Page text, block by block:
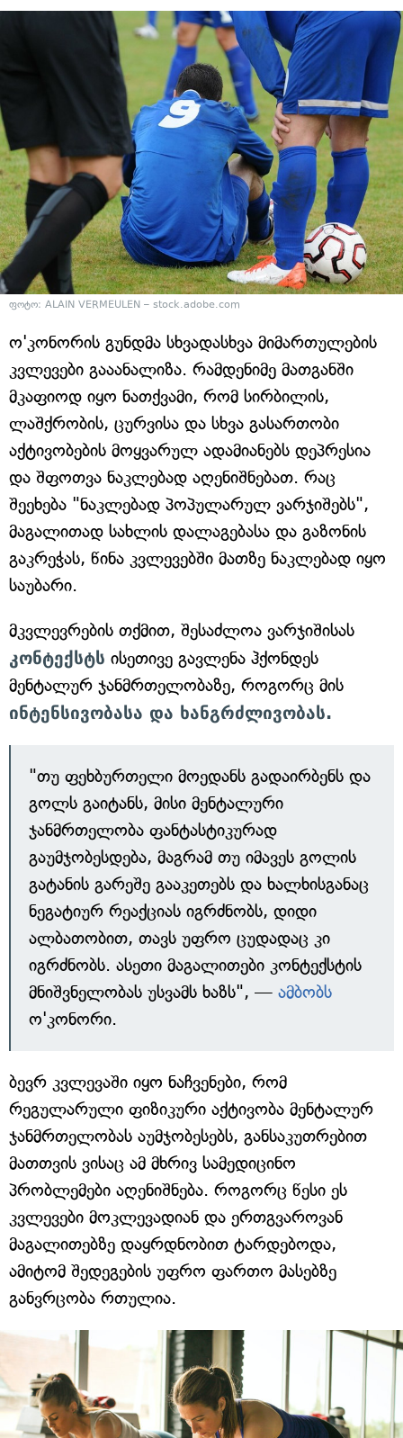
ფოტო: ALAIN VERMEULEN – stock.adobe.com
ო'კონორის გუნდმა სხვადასხვა მიმართულების
კვლევები გააანალიზა. რამდენიმე მათგანში
მკაფიოდ იყო ნათქვამი, რომ სირბილის,
ლაშქრობის, ცურვისა და სხვა გასართობი
აქტივობების მოყვარულ ადამიანებს დეპრესია
და შფოთვა ნაკლებად აღენიშნებათ. რაც
შეეხება "ნაკლებად პოპულარულ ვარჯიშებს",
მაგალითად სახლის დალაგებასა და გაზონის
გაკრეჭას, წინა კვლევებში მათზე ნაკლებად იყო
საუბარი.
მკვლევრების თქმით, შესაძლოა ვარჯიშისას
კონტექსტს ისეთივე გავლენა ჰქონდეს
მენტალურ ჯანმრთელობაზე, როგორც მის
ინტენსივობასა და ხანგრძლივობას.
"თუ ფეხბურთელი მოედანს გადაირბენს და
გოლს გაიტანს, მისი მენტალური
ჯანმრთელობა ფანტასტიკურად
გაუმჯობესდება, მაგრამ თუ იმავეს გოლის
გატანის გარეშე გააკეთებს და ხალხისგანაც
ნეგატიურ რეაქციას იგრძნობს, დიდი
ალბათობით, თავს უფრო ცუდადაც კი
იგრძნობს. ასეთი მაგალითები კონტექსტის
მნიშვნელობას უსვამს ხაზს", — ამბობს
ო'კონორი.
ბევრ კვლევაში იყო ნაჩვენები, რომ
რეგულარული ფიზიკური აქტივობა მენტალურ
ჯანმრთელობას აუმჯობესებს, განსაკუთრებით
მათთვის ვისაც ამ მხრივ სამედიცინო
პრობლემები აღენიშნება. როგორც წესი ეს
კვლევები მოკლევადიან და ერთგვაროვან
მაგალითებზე დაყრდნობით ტარდებოდა,
ამიტომ შედეგების უფრო ფართო მასებზე
განვრცობა რთულია.